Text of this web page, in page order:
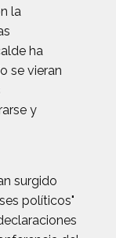
la
ha
se vieran
y
surgido
políticos"